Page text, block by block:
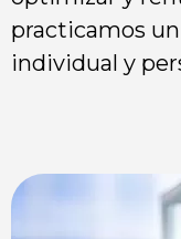
practicamos
individual y